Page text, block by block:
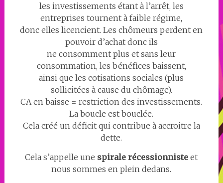
les investissements étant à l’arrêt, les
entreprises tournent à faible régime,
donc elles licencient. Les chômeurs perdent en
pouvoir d’achat donc ils
ne consomment plus et sans leur
consommation, les bénéfices baissent,
ainsi que les cotisations sociales (plus
sollicitées à cause du chômage).
CA en baisse = restriction des investissements.
La boucle est bouclée.
Cela créé un déficit qui contribue à accroitre la
dette.
Cela s’appelle une spirale récessionniste et
nous sommes en plein dedans.